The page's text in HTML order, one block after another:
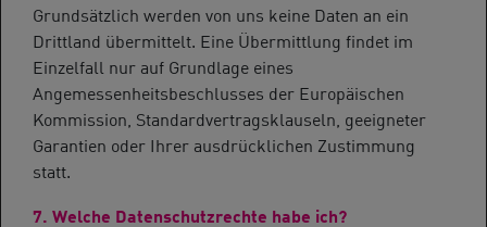
Grundsätzlich werden von uns keine Daten an ein
Drittland übermittelt. Eine Übermittlung findet im
Einzelfall nur auf Grundlage eines
Angemessenheitsbeschlusses der Europäischen
Kommission, Standardvertragsklauseln, geeigneter
Garantien oder Ihrer ausdrücklichen Zustimmung
statt.
7. Welche Datenschutzrechte habe ich?